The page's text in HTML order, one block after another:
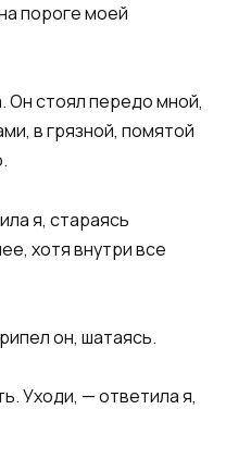
пороге моей
Он стоял передо мной,
в грязной, помятой
я, стараясь
хотя внутри все
он, шатаясь.​​
Уходи, — ответила я,